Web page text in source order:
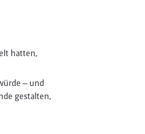
hatten,
– und
gestalten,